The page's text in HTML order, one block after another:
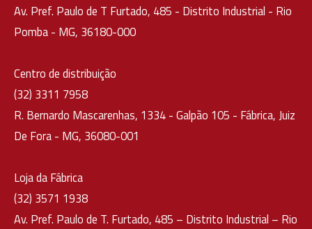
Av. Pref. Paulo de T Furtado, 485 - Distrito Industrial - Rio
Pomba - MG, 36180-000
Centro de distribuição
(32) 3311 7958
R. Bernardo Mascarenhas, 1334 - Galpão 105 - Fábrica, Juiz
De Fora - MG, 36080-001
Loja da Fábrica
(32) 3571 1938
Av. Pref. Paulo de T. Furtado, 485 – Distrito Industrial – Rio